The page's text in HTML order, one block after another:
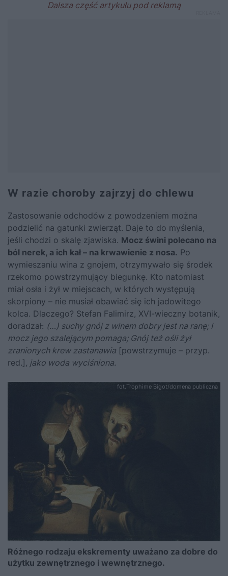
W razie choroby zajrzyj do chlewu
Zastosowanie odchodów z powodzeniem można
podzielić na gatunki zwierząt. Daje to do myślenia,
jeśli chodzi o skalę zjawiska. Mocz świni polecano na
ból nerek, a ich kał – na krwawienie z nosa. Po
wymieszaniu wina z gnojem, otrzymywało się środek
rzekomo powstrzymujący biegunkę. Kto natomiast
miał osła i żył w miejscach, w których występują
skorpiony – nie musiał obawiać się ich jadowitego
kolca. Dlaczego? Stefan Falimirz, XVI-wieczny botanik,
doradzał: (…) suchy gnój z winem dobry jest na ranę; I
mocz jego szalejącym pomaga; Gnój też ośli żył
zranionych krew zastanawia [powstrzymuje – przyp.
red.] , jako woda wyciśniona.
fot.Trophime Bigot/domena publiczna
Różnego rodzaju ekskrementy uważano za dobre do
użytku zewnętrznego i wewnętrznego.